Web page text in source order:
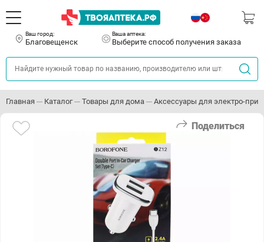
Ваш город:
Благовещенск
Ваша аптека:
Выберите способ получения заказа
Главная Каталог Товары для дома Аксессуары для электро-
Поделиться